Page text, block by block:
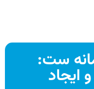
ست:
ایجاد